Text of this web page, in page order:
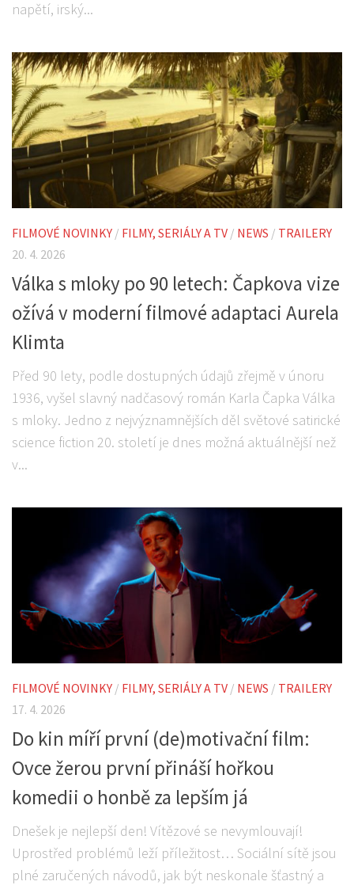
napětí, irský...
FILMOVÉ NOVINKY / FILMY, SERIÁLY A TV / NEWS / TRAILERY
20. 4. 2026
Válka s mloky po 90 letech: Čapkova vize
ožívá v moderní filmové adaptaci Aurela
Klimta
Před 90 lety, podle dostupných údajů zřejmě v únoru
1936, vyšel slavný nadčasový román Karla Čapka Válka
s mloky. Jedno z nejvýznamnějších děl světové satirické
science fiction 20. století je dnes možná aktuálnější než
v...
FILMOVÉ NOVINKY / FILMY, SERIÁLY A TV / NEWS / TRAILERY
17. 4. 2026
Do kin míří první (de)motivační film:
Ovce žerou první přináší hořkou
komedii o honbě za lepším já
Dnešek je nejlepší den! Vítězové se nevymlouvají!
Uprostřed problémů leží příležitost… Sociální sítě jsou
plné zaručených návodů, jak být neskonale šťastný a